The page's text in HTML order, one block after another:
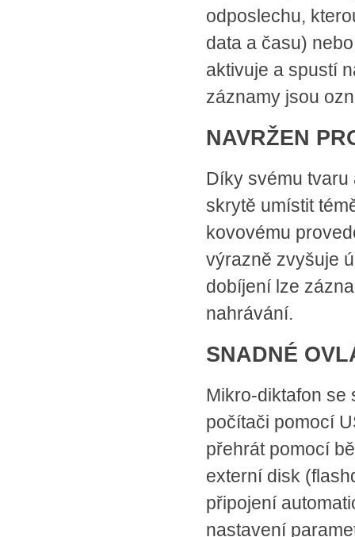
odposlechu,
data a času)
aktivuje a spustí
záznamy jsou
NAVRŽEN
Díky svému
skrytě umístit
kovovému
výrazně zvyšuje
dobíjení lze
nahrávání.
SNADNÉ
Mikro-diktafon se
počítači pomocí
přehrát pomocí
externí disk
připojení
nastavení